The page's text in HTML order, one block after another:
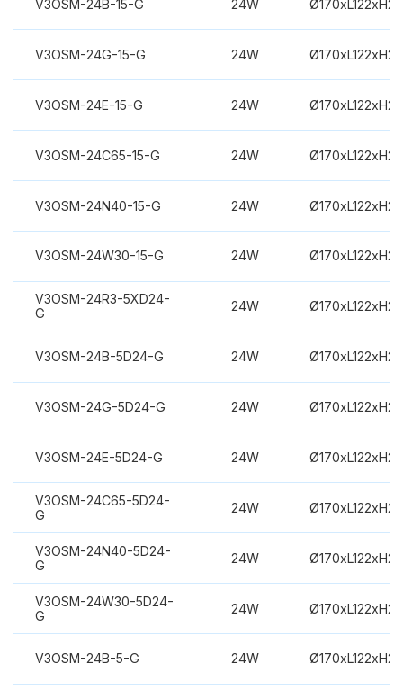
V3OSM-24B-15-G 24W
V3OSM-24G-15-G 24W
V3OSM-24E-15-G 24W
V3OSM-24C65-15-G 24W
V3OSM-24N40-15-G 24W
V3OSM-24W30-15-G 24W
V3OSM-24R3-5XD24-
G
24W
V3OSM-24B-5D24-G 24W
V3OSM-24G-5D24-G 24W
V3OSM-24E-5D24-G 24W
V3OSM-24C65-5D24-
G
24W
V3OSM-24N40-5D24-
G
24W
V3OSM-24W30-5D24-
G
24W
V3OSM-24B-5-G 24W